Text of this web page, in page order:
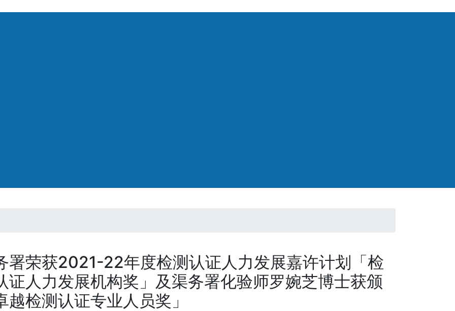
署荣获2021-22年度检测认证人力发展嘉许计划「检
证人力发展机构奖」及渠务署化验师罗婉芝博士获颁
越检测认证专业人员奖」